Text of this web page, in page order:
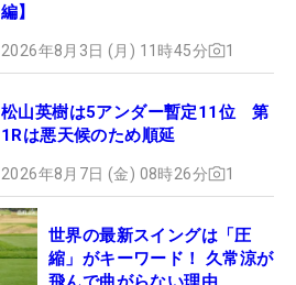
編】
2026年8月3日 (月) 11時45分 1
松山英樹は5アンダー暫定11位 第
1Rは悪天候のため順延
2026年8月7日 (金) 08時26分 1
世界の最新スイングは「圧
縮」がキーワード！ 久常涼が